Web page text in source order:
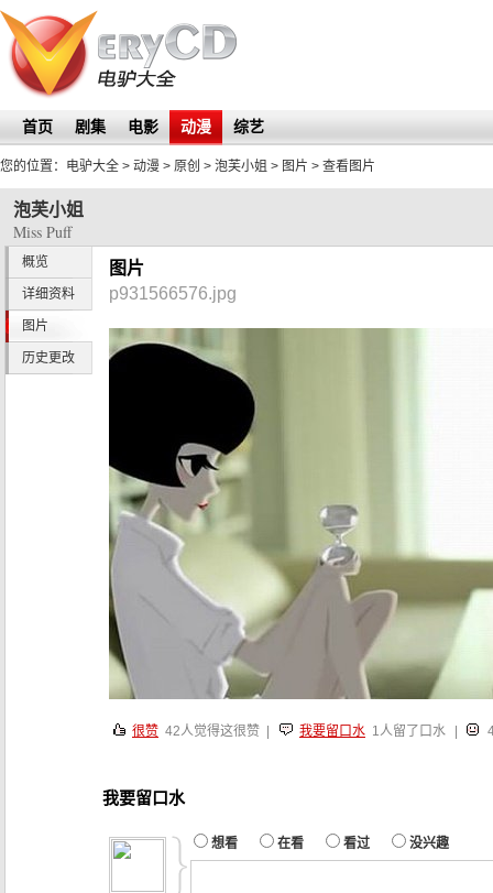
首页 剧集 电影 动漫 综艺
您的位置： 电驴大全 > 动漫 > 原创 > 泡芙小姐 > 图片 > 查看图片
泡芙小姐
Miss Puff
概览
详细资料
图片
历史更改
图片
p931566576.jpg
很赞 42人觉得这很赞 | 我要留口水 1人留了口水
我要留口水
想看 在看 看过 没兴趣